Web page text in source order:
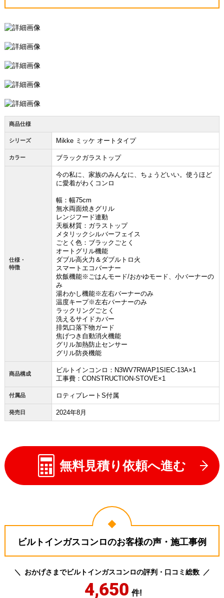
商品仕様
シリーズ Mikke ミッケ オートタイプ
カラー ブラックガラストップ
仕様・
特徴
今の私に、家族のみんなに、ちょうどいい。使うほど
に愛着がわくコンロ
幅：幅75cm
無水両面焼きグリル
レンジフード連動
天板材質：ガラストップ
メタリックシルバーフェイス
ごとく色：ブラックごとく
オートグリル機能
ダブル高火力＆ダブルトロ火
スマートエコバーナー
炊飯機能※ごはんモード/おかゆモード、小バーナーの
み
湯わかし機能※左右バーナーのみ
温度キープ※左右バーナーのみ
ラックリングごとく
洗えるサイドカバー
排気口落下物ガード
焦げつき自動消火機能
グリル加熱防止センサー
グリル防炎機能
商品構成
ビルトインコンロ：N3WV7RWAP1SIEC-13A×1
工事費：CONSTRUCTION-STOVE×1
付属品 ロティプレートS付属
発売日 2024年8月
無料見積り依頼へ進む
ビルトインガスコンロのお客様の声・施工事例
おかげさまでビルトインガスコンロの評判・口コミ総数
4,650 件!